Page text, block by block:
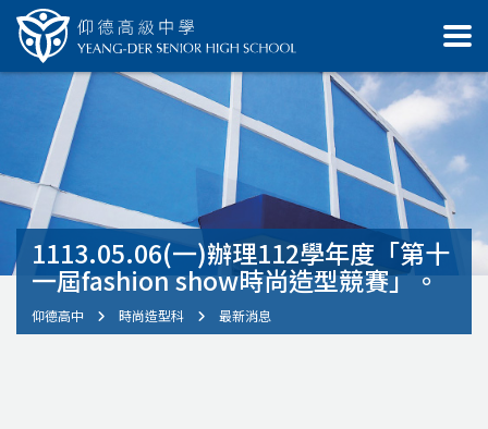
1113.05.06(一)辦理112學年度「第十
一屆fashion show時尚造型競賽」。
仰德高中 時尚造型科 最新消息